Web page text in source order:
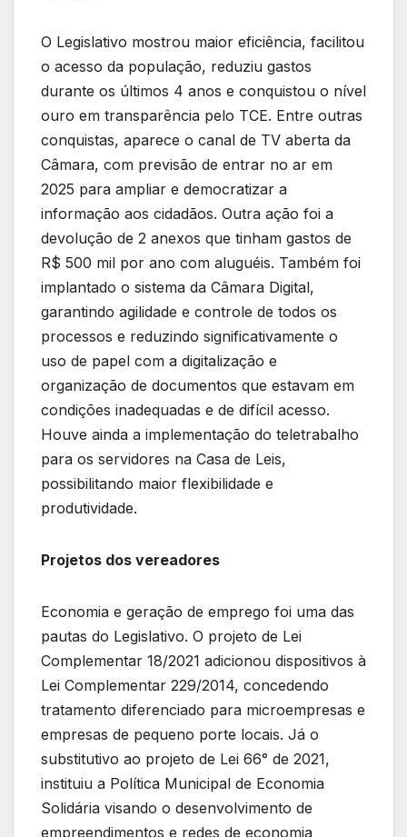
O Legislativo mostrou maior eficiência, facilitou
o acesso da população, reduziu gastos
durante os últimos 4 anos e conquistou o nível
ouro em transparência pelo TCE. Entre outras
conquistas, aparece o canal de TV aberta da
Câmara, com previsão de entrar no ar em
2025 para ampliar e democratizar a
informação aos cidadãos. Outra ação foi a
devolução de 2 anexos que tinham gastos de
R$ 500 mil por ano com aluguéis. Também foi
implantado o sistema da Câmara Digital,
garantindo agilidade e controle de todos os
processos e reduzindo significativamente o
uso de papel com a digitalização e
organização de documentos que estavam em
condições inadequadas e de difícil acesso.
Houve ainda a implementação do teletrabalho
para os servidores na Casa de Leis,
possibilitando maior flexibilidade e
produtividade.
Projetos dos vereadores
Economia e geração de emprego foi uma das
pautas do Legislativo. O projeto de Lei
Complementar 18/2021 adicionou dispositivos à
Lei Complementar 229/2014, concedendo
tratamento diferenciado para microempresas e
empresas de pequeno porte locais. Já o
substitutivo ao projeto de Lei 66° de 2021,
instituiu a Política Municipal de Economia
Solidária visando o desenvolvimento de
empreendimentos e redes de economia